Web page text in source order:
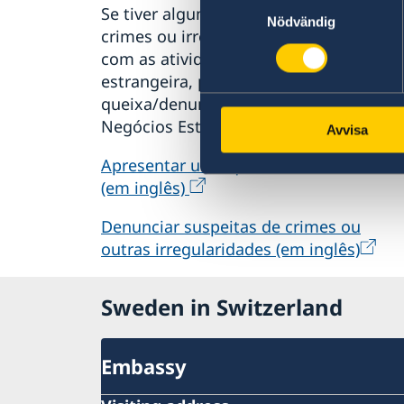
Nödvändig
Avvisa
Se tiver alguma queixa ou suspeitar de
crimes ou irregularidades relacionadas
com as atividades da administração
estrangeira, pode apresentar uma
queixa/denuncia ao Ministério dos
Negócios Estrangeiros.
Apresentar uma queixa contra o MNE
(em inglês)
Denunciar suspeitas de crimes ou
outras irregularidades (em inglês)
Sweden in Switzerland
Embassy